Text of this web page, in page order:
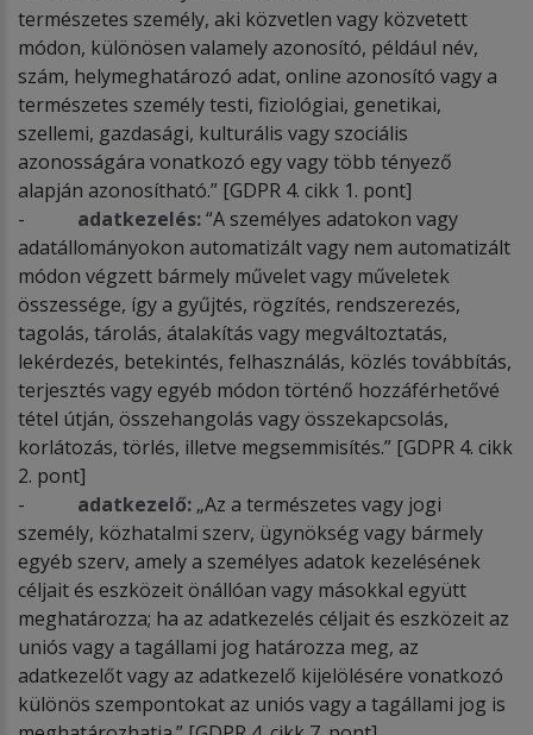
természetes személy, aki közvetlen vagy közvetett
módon, különösen valamely azonosító, például név,
szám, helymeghatározó adat, online azonosító vagy a
természetes személy testi, fiziológiai, genetikai,
szellemi, gazdasági, kulturális vagy szociális
azonosságára vonatkozó egy vagy több tényező
alapján azonosítható.” [GDPR 4. cikk 1. pont]
- adatkezelés:“A személyes adatokon vagy
adatállományokon automatizált vagy nem automatizált
módon végzett bármely művelet vagy műveletek
összessége, így a gyűjtés, rögzítés, rendszerezés,
tagolás, tárolás, átalakítás vagy megváltoztatás,
lekérdezés, betekintés, felhasználás, közlés továbbítás,
terjesztés vagy egyéb módon történő hozzáférhetővé
tétel útján, összehangolás vagy összekapcsolás,
korlátozás, törlés, illetve megsemmisítés.” [GDPR 4. cikk
2. pont]
- adatkezelő: „Az a természetes vagy jogi
személy, közhatalmi szerv, ügynökség vagy bármely
egyéb szerv, amely a személyes adatok kezelésének
céljait és eszközeit önállóan vagy másokkal együtt
meghatározza; ha az adatkezelés céljait és eszközeit az
uniós vagy a tagállami jog határozza meg, az
adatkezelőt vagy az adatkezelő kijelölésére vonatkozó
különös szempontokat az uniós vagy a tagállami jog is